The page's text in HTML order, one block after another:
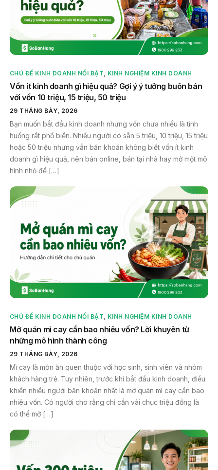
CHỦ ĐỀ KINH DOANH NỔI BẬT, KINH NGHIỆM KINH DOANH
Vốn ít kinh doanh gì hiệu quả? Gợi ý ý tưởng buôn bán
với vốn 10 triệu, 15 triệu, 50 triệu
29 THÁNG BẢY, 2026
Bạn muốn bắt đầu kinh doanh nhưng vốn chưa nhiều là tình
huống rất phổ biến. Nhiều người có sẵn 5 triệu, 10 triệu, 15 triệu
hoặc 50 triệu nhưng vẫn băn khoăn không biết vốn ít kinh
doanh gì hiệu quả, nên bán online, bán tại nhà hay mở một mô
hình nhỏ để […]
CHỦ ĐỀ KINH DOANH NỔI BẬT KINH NGHIỆM KINH DOANH
Mở quán mì cay cần bao nhiêu vốn? Lời khuyên từ
những mô hình thành công
29 THÁNG BẢY, 2026
Mì cay là món ăn quen thuộc với học sinh, sinh viên và nhóm
khách hàng trẻ. Tuy nhiên, trước khi bắt đầu kinh doanh, điều
khiến nhiều người băn khoăn nhất là mở quán mì cay cần bao
nhiêu vốn. Có người cho rằng chỉ cần vài chục triệu đồng là
có thể mở […]